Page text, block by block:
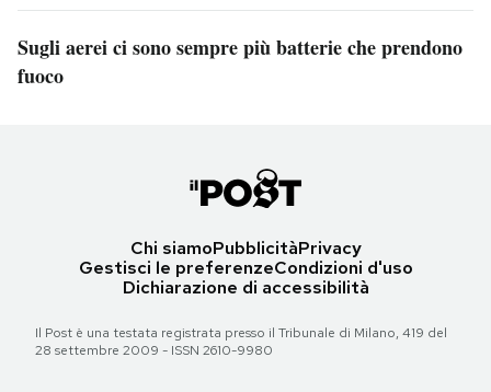
Sugli aerei ci sono sempre più batterie che prendono
fuoco
Chi siamoPubblicitàPrivacy
Gestisci le preferenzeCondizioni d'uso
Dichiarazione di accessibilità
Il Post è una testata registrata presso il Tribunale di Milano, 419 del
28 settembre 2009 - ISSN 2610-9980